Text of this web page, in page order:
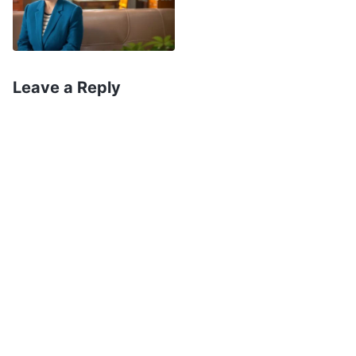
bi možda ranije uklonili iz crkve, a braća i sestre
bi bili manje uznemireni. Ali, ako je prijavim
nezahvalna i da nemam savesti kada sazna za
Leave a Reply